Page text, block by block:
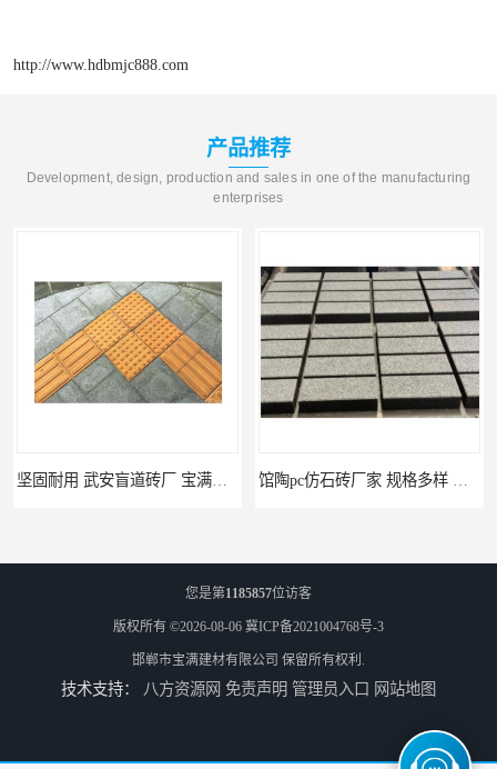
http://www.hdbmjc888.com
产品推荐
Development, design, production and sales in one of the manufacturing
enterprises
坚固耐用 武安盲道砖厂 宝满建材 馆陶pc仿石砖厂家 规格多样 宝满建材
莘县仿石砖厂家 可定制 宝满建材 上党仿石砖厂家 坚固耐用 宝满建材
您是第1185857位访客
版权所有 ©2026-08-06 冀ICP备2021004768号-3
邯郸市宝满建材有限公司 保留所有权利.
技术支持： 八方资源网 免责声明 管理员入口 网站地图